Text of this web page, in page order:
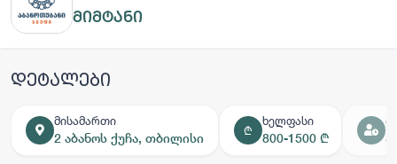
მიმტანი
დეტალები
მისამართი
2 აბანოს ქუჩა, თბილისი
₾
ხელფასი
800-1500 ₾